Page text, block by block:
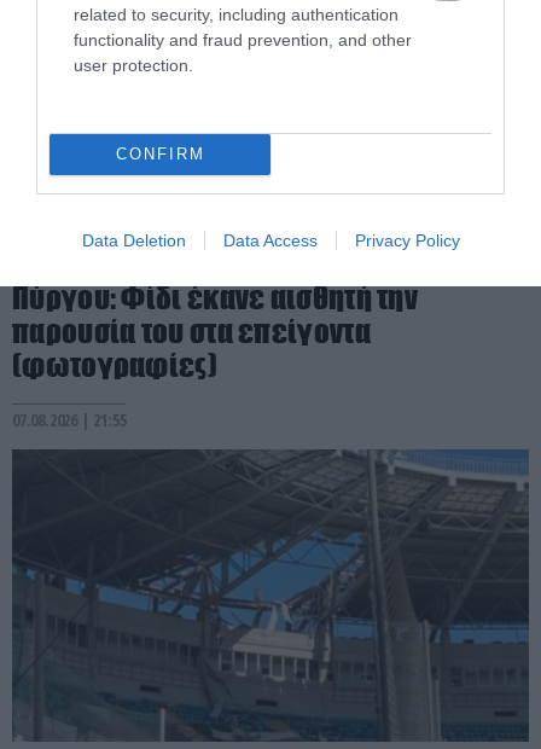
related to security, including authentication
functionality and fraud prevention, and other
user protection.
CONFIRM
Data Deletion Data Access Privacy Policy
Πύργου: Φίδι έκανε αισθητή την
παρουσία του στα επείγοντα
(φωτογραφίες)
07.08.2026 | 21:55